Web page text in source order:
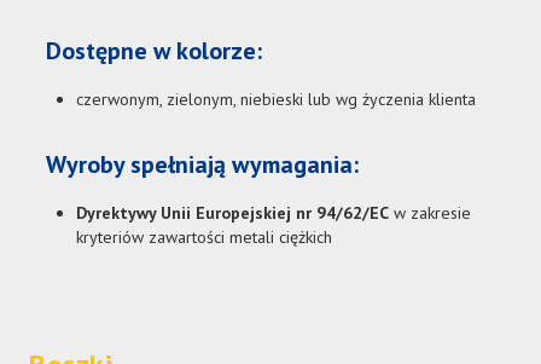
Dostępne w kolorze:
czerwonym, zielonym, niebieski lub wg życzenia klienta
Wyroby spełniają wymagania:
Dyrektywy Unii Europejskiej nr 94/62/EC w zakresie
kryteriów zawartości metali ciężkich